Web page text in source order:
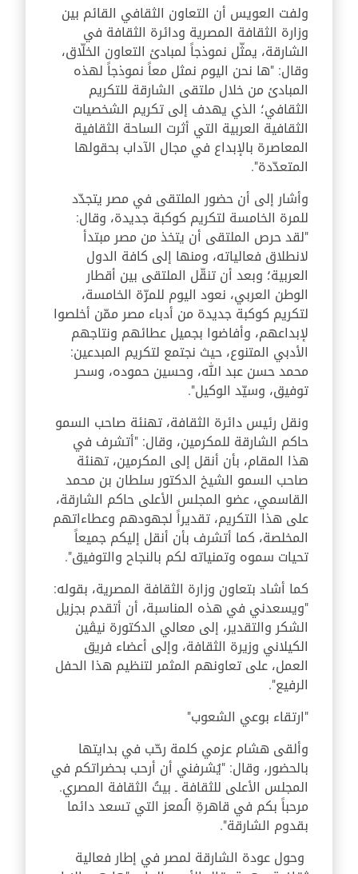
ولفت العويس أن التعاون الثقافي القائم بين
وزارة الثقافة المصرية ودائرة الثقافة في
الشارقة، يمثّل نموذجاً لمبادئ التعاون الخلّاق،
وقال: "ها نحن اليوم نمثل معاً نموذجاً لهذه
المبادئ من خلال ملتقى الشارقة للتكريم
الثقافي؛ الذي يهدف إلى تكريم الشخصيات
الثقافية العربية التي أثرت الساحة الثقافية
المعاصرة بالإبداع في مجال الآداب بحقولها
المتعدّدة".
وأشار إلى أن حضور الملتقى في مصر يتجدّد
للمرة الخامسة لتكريم كوكبة جديدة، وقال:
"لقد حرص الملتقى أن يتخذ من مصر مبتدأ
لانطلاق فعالياته، ومنها إلى كافة الدول
العربية؛ وبعد أن تنقّل الملتقى بين أقطار
الوطن العربي، نعود اليوم للمرّة الخامسة،
لتكريم كوكبة جديدة من أدباء مصر ممّن أخلصوا
لإبداعهم، وأفاضوا بجميل عطائهم ونتاجهم
الأدبي المتنوع، حيث نجتمع لتكريم المبدعين:
محمد حسن عبد الله، وحسين حموده، وسحر
توفيق، وسيّد الوكيل".
ونقل رئيس دائرة الثقافة، تهنئة صاحب السمو
حاكم الشارقة للمكرمين، وقال: "أتشرف في
هذا المقام، بأن أنقل إلى المكرمين، تهنئة
صاحب السمو الشيخ الدكتور سلطان بن محمد
القاسمي، عضو المجلس الأعلى حاكم الشارقة،
على هذا التكريم، تقديراً لجهودهم وعطاءاتهم
المخلصة، كما أتشرف بأن أنقل إليكم جميعاً
تحيات سموه وتمنياته لكم بالنجاح والتوفيق".
كما أشاد بتعاون وزارة الثقافة المصرية، بقوله:
"ويسعدني في هذه المناسبة، أن أتقدم بجزيل
الشكر والتقدير، إلى معالي الدكتورة نيڨين
الكيلاني وزيرة الثقافة، وإلى أعضاء فريق
العمل، على تعاونهم المثمر لتنظيم هذا الحفل
الرفيع".
"ارتقاء بوعي الشعوب"
وألقى هشام عزمي كلمة رحّب في بدايتها
بالحضور، وقال: "يُشرفني أن أرحب بحضراتكم في
المجلس الأعلى للثقافة ـ بيتُ الثقافة المصري.
مرحباً بكم في قاهرةِ الُمعز التي تسعد دائما
بقدوم الشارقة".
وحول عودة الشارقة لمصر في إطار فعالية